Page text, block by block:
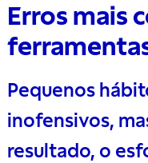
Erros mais
Pequenos
inofensivos,
resultado, o